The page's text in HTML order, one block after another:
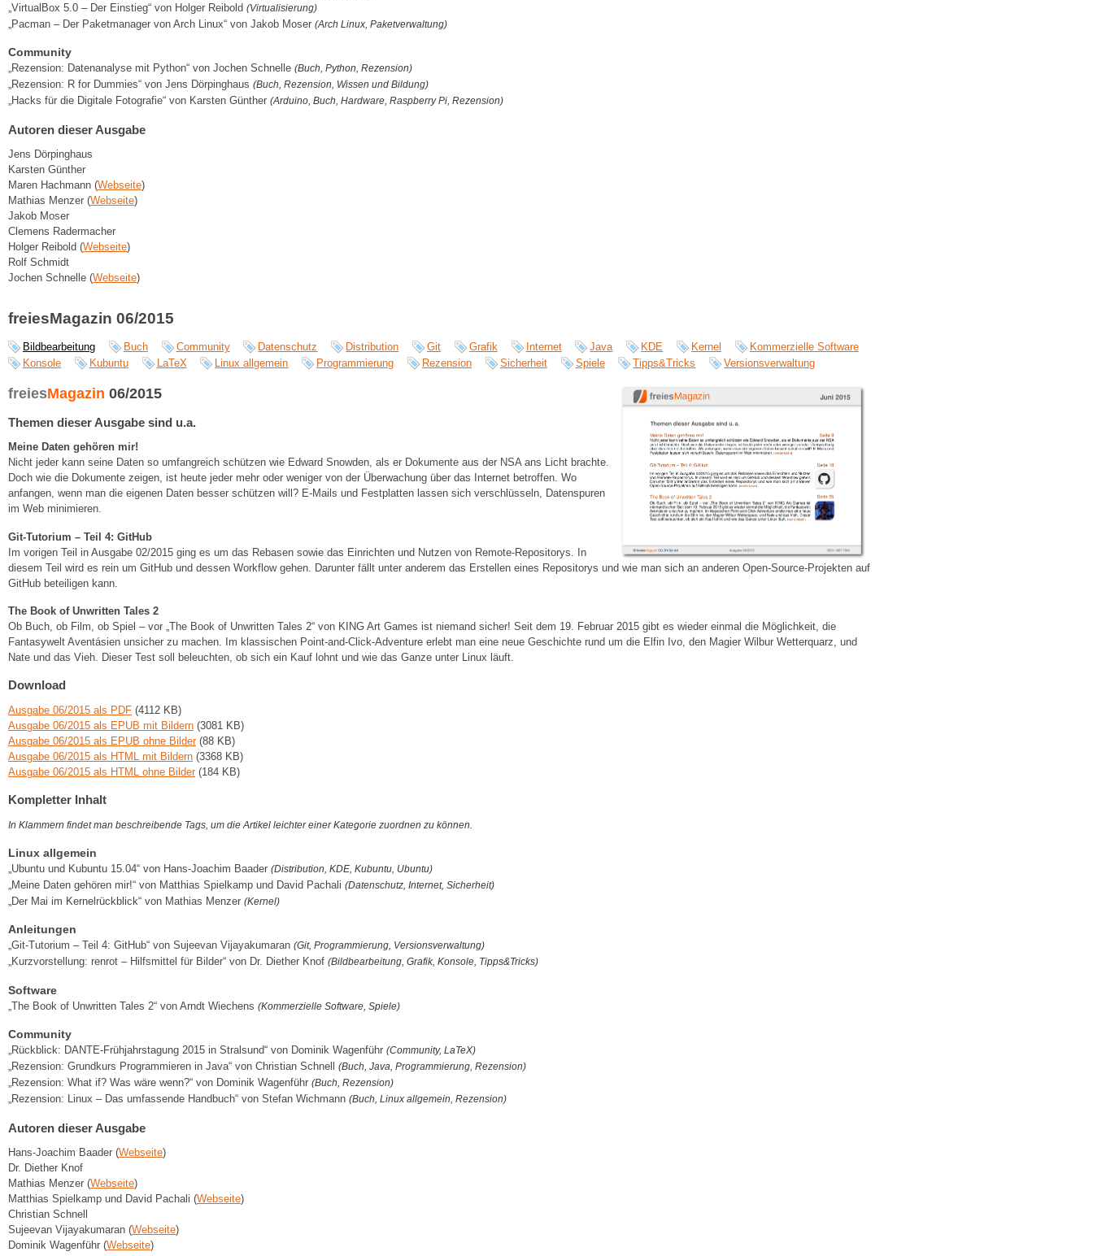
„VirtualBox 5.0 – Der Einstieg“ von Holger Reibold (Virtualisierung)
„Pacman – Der Paketmanager von Arch Linux“ von Jakob Moser (Arch Linux, Paketverwaltung)
Community
„Rezension: Datenanalyse mit Python“ von Jochen Schnelle (Buch, Python, Rezension)
„Rezension: R for Dummies“ von Jens Dörpinghaus (Buch, Rezension, Wissen und Bildung)
„Hacks für die Digitale Fotografie“ von Karsten Günther (Arduino, Buch, Hardware, Raspberry Pi, Rezension)
Autoren dieser Ausgabe
Jens Dörpinghaus
Karsten Günther
Maren Hachmann (Webseite)
Mathias Menzer (Webseite)
Jakob Moser
Clemens Radermacher
Holger Reibold (Webseite)
Rolf Schmidt
Jochen Schnelle (Webseite)
freiesMagazin 06/2015
Bildbearbeitung Buch Community Datenschutz Distribution Git Grafik Internet Java KDE Kernel
Kommerzielle Software
Konsole
Kubuntu LaTeX Linux allgemein Programmierung Rezension Sicherheit Spiele Tipps&Tricks Versionsverwaltung
freiesMagazin 06/2015
Themen dieser Ausgabe sind u.a.
Meine Daten gehören mir!
Nicht jeder kann seine Daten so umfangreich schützen wie Edward Snowden, als er Dokumente aus der NSA ans Licht brachte.
Doch wie die Dokumente zeigen, ist heute jeder mehr oder weniger von der Überwachung über das Internet betroffen. Wo
anfangen, wenn man die eigenen Daten besser schützen will? E-Mails und Festplatten lassen sich verschlüsseln, Datenspuren
im Web minimieren.
Git-Tutorium – Teil 4: GitHub
Im vorigen Teil in Ausgabe 02/2015 ging es um das Rebasen sowie das Einrichten und Nutzen von Remote-Repositorys. In
diesem Teil wird es rein um GitHub und dessen Workflow gehen. Darunter fällt unter anderem das Erstellen eines Repositorys und wie man sich an anderen Open-Source-Projekten auf
GitHub beteiligen kann.
The Book of Unwritten Tales 2
Ob Buch, ob Film, ob Spiel – vor „The Book of Unwritten Tales 2“ von KING Art Games ist niemand sicher! Seit dem 19. Februar 2015 gibt es wieder einmal die Möglichkeit, die
Fantasywelt Aventásien unsicher zu machen. Im klassischen Point-and-Click-Adventure erlebt man eine neue Geschichte rund um die Elfin Ivo, den Magier Wilbur Wetterquarz, und
Nate und das Vieh. Dieser Test soll beleuchten, ob sich ein Kauf lohnt und wie das Ganze unter Linux läuft.
Download
Ausgabe 06/2015 als PDF (4112 KB)
Ausgabe 06/2015 als EPUB mit Bildern (3081 KB)
Ausgabe 06/2015 als EPUB ohne Bilder(88 KB)
Ausgabe 06/2015 als HTML mit Bildern (3368 KB)
Ausgabe 06/2015 als HTML ohne Bilder(184 KB)
Kompletter Inhalt
In Klammern findet man beschreibende Tags, um die Artikel leichter einer Kategorie zuordnen zu können.
Linux allgemein
„Ubuntu und Kubuntu 15.04“ von Hans-Joachim Baader (Distribution, KDE, Kubuntu, Ubuntu)
„Meine Daten gehören mir!“ von Matthias Spielkamp und David Pachali (Datenschutz, Internet, Sicherheit)
„Der Mai im Kernelrückblick“ von Mathias Menzer (Kernel)
Anleitungen
„Git-Tutorium – Teil 4: GitHub“ von Sujeevan Vijayakumaran (Git, Programmierung, Versionsverwaltung)
„Kurzvorstellung: renrot – Hilfsmittel für Bilder“ von Dr. Diether Knof (Bildbearbeitung, Grafik, Konsole, Tipps&Tricks)
Software
„The Book of Unwritten Tales 2“ von Arndt Wiechens (Kommerzielle Software, Spiele)
Community
„Rückblick: DANTE-Frühjahrstagung 2015 in Stralsund“ von Dominik Wagenführ (Community, LaTeX)
„Rezension: Grundkurs Programmieren in Java“ von Christian Schnell (Buch, Java, Programmierung, Rezension)
„Rezension: What if? Was wäre wenn?“ von Dominik Wagenführ (Buch, Rezension)
„Rezension: Linux – Das umfassende Handbuch“ von Stefan Wichmann (Buch, Linux allgemein, Rezension)
Autoren dieser Ausgabe
Hans-Joachim Baader (Webseite)
Dr. Diether Knof
Mathias Menzer (Webseite)
Matthias Spielkamp und David Pachali (Webseite)
Christian Schnell
Sujeevan Vijayakumaran (Webseite)
Dominik Wagenführ (Webseite)